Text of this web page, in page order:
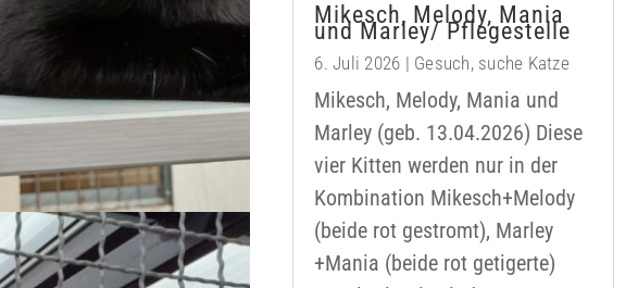
Mikesch, Melody, Mania
und Marley/ Pflegestelle
6. Juli 2026 | Gesuch, suche Katze
Mikesch, Melody, Mania und
Marley (geb. 13.04.2026) Diese
vier Kitten werden nur in der
Kombination Mikesch+Melody
(beide rot gestromt), Marley
+Mania (beide rot getigerte)